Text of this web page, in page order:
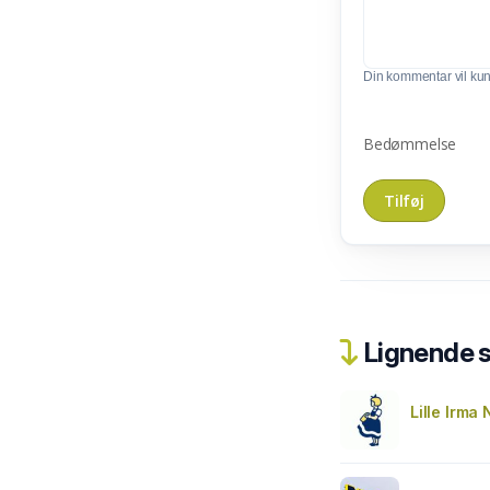
Din kommentar vil
Bedømmelse
Lignende
Lille Irma